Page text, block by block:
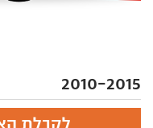
2010-2015